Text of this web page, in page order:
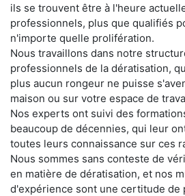
ils se trouvent être à l'heure
professionnels, plus que qualifiés
n'importe quelle prolifération.
Nous travaillons dans notre
professionnels de la dératisation,
plus aucun rongeur ne puisse
maison ou sur votre espace de
Nos experts ont suivi des
beaucoup de décennies, qui leur
toutes leurs connaissance sur ces
Nous sommes sans conteste de
en matière de dératisation, et nos
d'expérience sont une certitude de